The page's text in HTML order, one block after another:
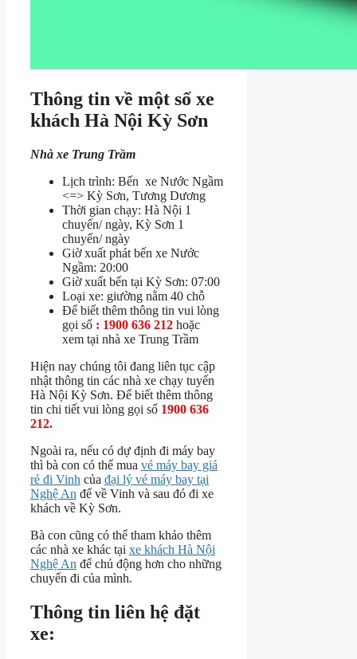
Thông tin về một số xe
khách Hà Nội Kỳ Sơn
Nhà xe Trung Trầm
Lịch trình: Bến xe Nước Ngầm
<=> Kỳ Sơn, Tương Dương
Thời gian chạy: Hà Nội 1
chuyến/ ngày, Kỳ Sơn 1
chuyến/ ngày
Giờ xuất phát bến xe Nước
Ngầm: 20:00
Giờ xuất bến tại Kỳ Sơn: 07:00
Loại xe: giường nằm 40 chỗ
Để biết thêm thông tin vui lòng
gọi số : 1900 636 212 hoặc
xem tại nhà xe Trung Trầm
Hiện nay chúng tôi đang liên tục cập
nhật thông tin các nhà xe chạy tuyến
Hà Nội Kỳ Sơn. Để biết thêm thông
tin chi tiết vui lòng gọi số 1900 636
212.
Ngoài ra, nếu có dự định đi máy bay
thì bà con có thể mua vé máy bay giá
rẻ đi Vinh của đại lý vé máy bay tại
Nghệ An để về Vinh và sau đó đi xe
khách về Kỳ Sơn.
Bà con cũng có thể tham khảo thêm
các nhà xe khác tại xe khách Hà Nội
Nghệ An để chủ động hơn cho những
chuyến đi của mình.
Thông tin liên hệ đặt
xe: